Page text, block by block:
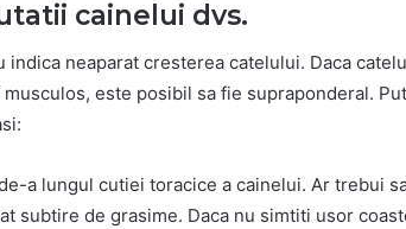
cainelui dvs.
indica neaparat cresterea catelului. Daca
este posibil sa fie supraponderal.
a lungul cutiei toracice a cainelui. Ar trebui
subtire de grasime. Daca nu simtiti usor